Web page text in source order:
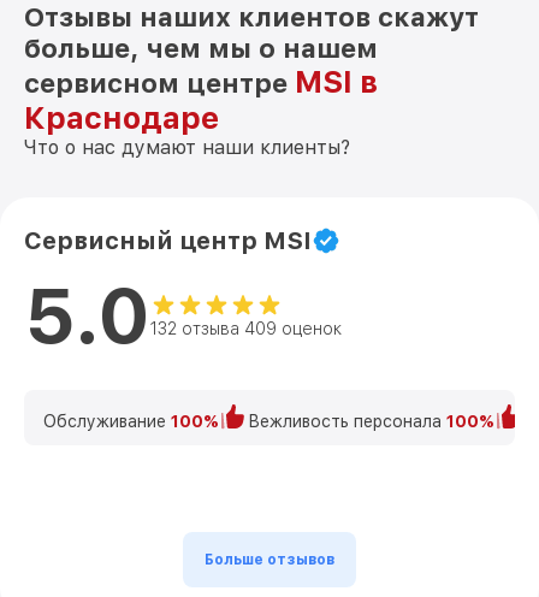
Отзывы наших клиентов скажут
больше, чем мы о нашем
сервисном центре MSI в
Краснодаре
Что о нас думают наши клиенты?
Сервисный центр MSI
5.0 132 отзыва 409 оценок
Обслуживание 100% Вежливость персонала 100%
Больше отзывов